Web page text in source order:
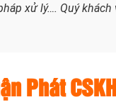
xử lý…. Quý khách
Phát